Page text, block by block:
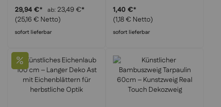
29,94 €* ab 23,49 €*
(25,16 € Netto)
sofort lieferbar
& Schaufenster
1,40 €*
(1,18 € Netto)
sofort lieferbar